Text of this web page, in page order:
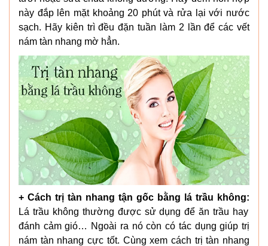
này đắp lên mặt khoảng 20 phút và rửa lại với nước
sạch. Hãy kiên trì đều đặn tuần làm 2 lần để các vết
nám tàn nhang mờ hẳn.
+ Cách trị tàn nhang tận gốc bằng lá trầu không:
Lá trầu không thường được sử dụng để ăn trầu hay
đánh cảm gió… Ngoài ra nó còn có tác dụng giúp trị
nám tàn nhang cực tốt. Cùng xem cách trị tàn nhang